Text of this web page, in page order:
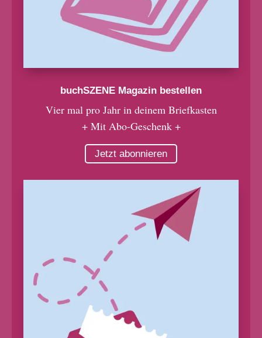
buchSZENE Magazin bestellen
Vier mal pro Jahr in deinem Briefkasten
+ Mit Abo-Geschenk +
Jetzt abonnieren